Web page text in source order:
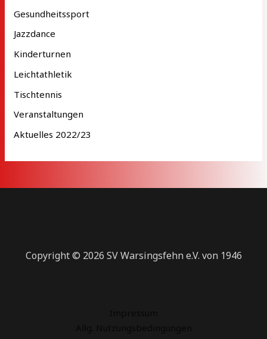
Gesundheitssport
Jazzdance
Kinderturnen
Leichtathletik
Tischtennis
Veranstaltungen
Aktuelles 2022/23
Copyright © 2026 SV Warsingsfehn e.V. von 1946